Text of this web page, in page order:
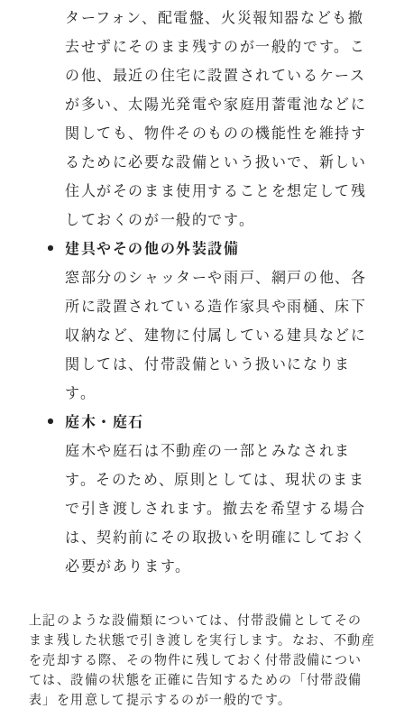
ターフォン、配電盤、火災報知器なども撤
去せずにそのまま残すのが一般的です。こ
の他、最近の住宅に設置されているケース
が多い、太陽光発電や家庭用蓄電池などに
関しても、物件そのものの機能性を維持す
るために必要な設備という扱いで、新しい
住人がそのまま使用することを想定して残
しておくのが一般的です。
建具やその他の外装設備
窓部分のシャッターや雨戸、網戸の他、各
所に設置されている造作家具や雨樋、床下
収納など、建物に付属している建具などに
関しては、付帯設備という扱いになりま
す。
庭木・庭石
庭木や庭石は不動産の一部とみなされま
す。そのため、原則としては、現状のまま
で引き渡しされます。撤去を希望する場合
は、契約前にその取扱いを明確にしておく
必要があります。
上記のような設備類については、付帯設備としてその
まま残した状態で引き渡しを実行します。なお、不動産
を売却する際、その物件に残しておく付帯設備につい
ては、設備の状態を正確に告知するための「付帯設備
表」を用意して提示するのが一般的です。